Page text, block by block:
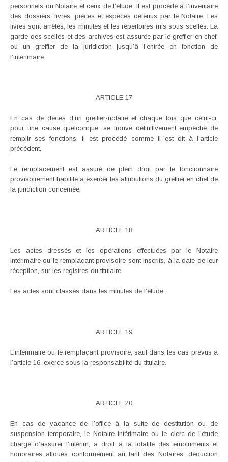
personnels du Notaire et ceux de l’étude. Il est procédé à l’inventaire
des dossiers, livres, pièces et espèces détenus par le Notaire. Les
livres sont arrêtés, les minutes et les répertoires mis sous scellés. La
garde des scellés et des archives est assurée par le greffier en chef,
ou un greffier de la juridiction jusqu’à l’entrée en fonction de
l’intérimaire.
ARTICLE 17
En cas de décès d’un greffier-notaire et chaque fois que celui-ci,
pour une cause quelconque, se trouve définitivement empêché de
remplir ses fonctions, il est procédé comme il est dit à l’article
précédent.
Le remplacement est assuré de plein droit par le fonctionnaire
provisoirement habilité à exercer les attributions du greffier en chef de
la juridiction concernée.
ARTICLE 18
Les actes dressés et les opérations effectuées par le Notaire
intérimaire ou le remplaçant provisoire sont inscrits, à la date de leur
réception, sur les registres du titulaire.
Les actes sont classés dans les minutes de l’étude.
ARTICLE 19
L’intérimaire ou le remplaçant provisoire, sauf dans les cas prévus à
l’article 16, exerce sous la responsabilité du titulaire.
ARTICLE 20
En cas de vacance de l’office à la suite de destitution ou de
suspension temporaire, le Notaire intérimaire ou le clerc de l’étude
chargé d’assurer l’intérim, a droit à la totalité des émoluments et
honoraires alloués conformément au tarif des Notaires, déduction